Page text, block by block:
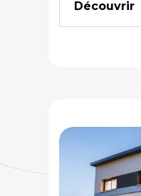
Découvrir